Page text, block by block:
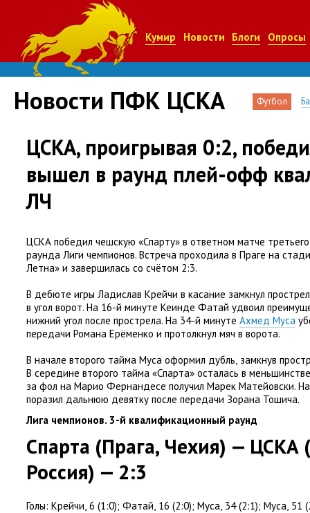
Кумир Новости Блоги Опросы
Новости ПФК ЦСКА Футбол
ЦСКА, проигрывая 0:2,
вышел в раунд плей-офф
ЛЧ
ЦСКА победил чешскую «Спарту» в ответном матче
раунда Лиги чемпионов. Встреча проходила в Праге на
Летна» и завершилась со счётом 2:3.
В дебюте игры Ладислав Крейчи в касание замкнул
в угол ворот. На 16-й минуте Кеинде Фатай удвоил
нижний угол после прострела. На 34-й минуте Ахмед Муса
передачи Романа Ерёменко и протолкнул мяч в ворота.
В начале второго тайма Муса оформил дубль, замкнув
В середине второго тайма «Спарта» осталась в
за фол на Марио Фернандесе получил Марек Матейовски.
поразил дальнюю девятку после передачи Зорана Тошича.
Лига чемпионов. 3-й квалификационный раунд
Спарта (Прага, Чехия) — ЦСКА (
Россия) — 2:3
Голы: Крейчи, 6 (1:0); Фатай, 16 (2:0); Муса, 34 (2:1); Муса, 51 (